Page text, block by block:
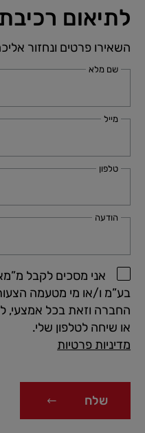
לתיאום
השאירו פרטים ונחזור
שם מלא
מייל
טלפון
הודעה
אני מסכים לקבל
בע”מ ו/או מי מטעמה
או שיחה לטלפון שלי.
מדיניות פרטיות
שלח